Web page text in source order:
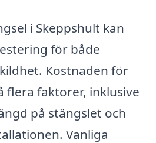
i Skeppshult kan
för både
Kostnaden för
flera faktorer, inklusive
på stängslet och
Vanliga